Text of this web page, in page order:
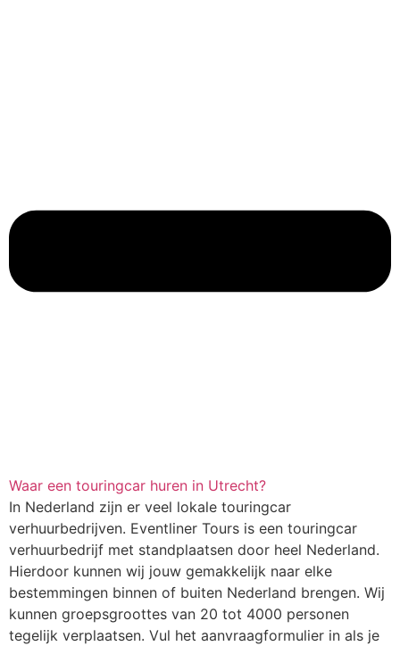
Waar een touringcar huren in Utrecht?
In Nederland zijn er veel lokale touringcar
verhuurbedrijven. Eventliner Tours is een touringcar
verhuurbedrijf met standplaatsen door heel Nederland.
Hierdoor kunnen wij jouw gemakkelijk naar elke
bestemmingen binnen of buiten Nederland brengen. Wij
kunnen groepsgroottes van 20 tot 4000 personen
tegelijk verplaatsen. Vul het aanvraagformulier in als je